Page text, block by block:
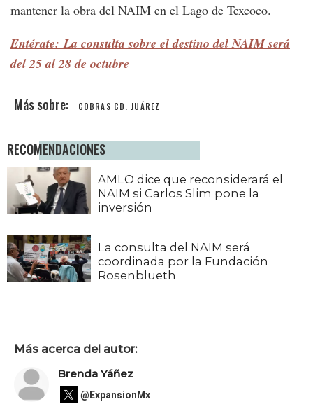
mantener la obra del NAIM en el Lago de Texcoco.
Entérate: La consulta sobre el destino del NAIM será
del 25 al 28 de octubre
COBRAS CD. JUÁREZ
RECOMENDACIONES
AMLO dice que reconsiderará el
NAIM si Carlos Slim pone la
inversión
La consulta del NAIM será
coordinada por la Fundación
Rosenblueth
Más acerca del autor:
Brenda Yáñez
@ExpansionMx